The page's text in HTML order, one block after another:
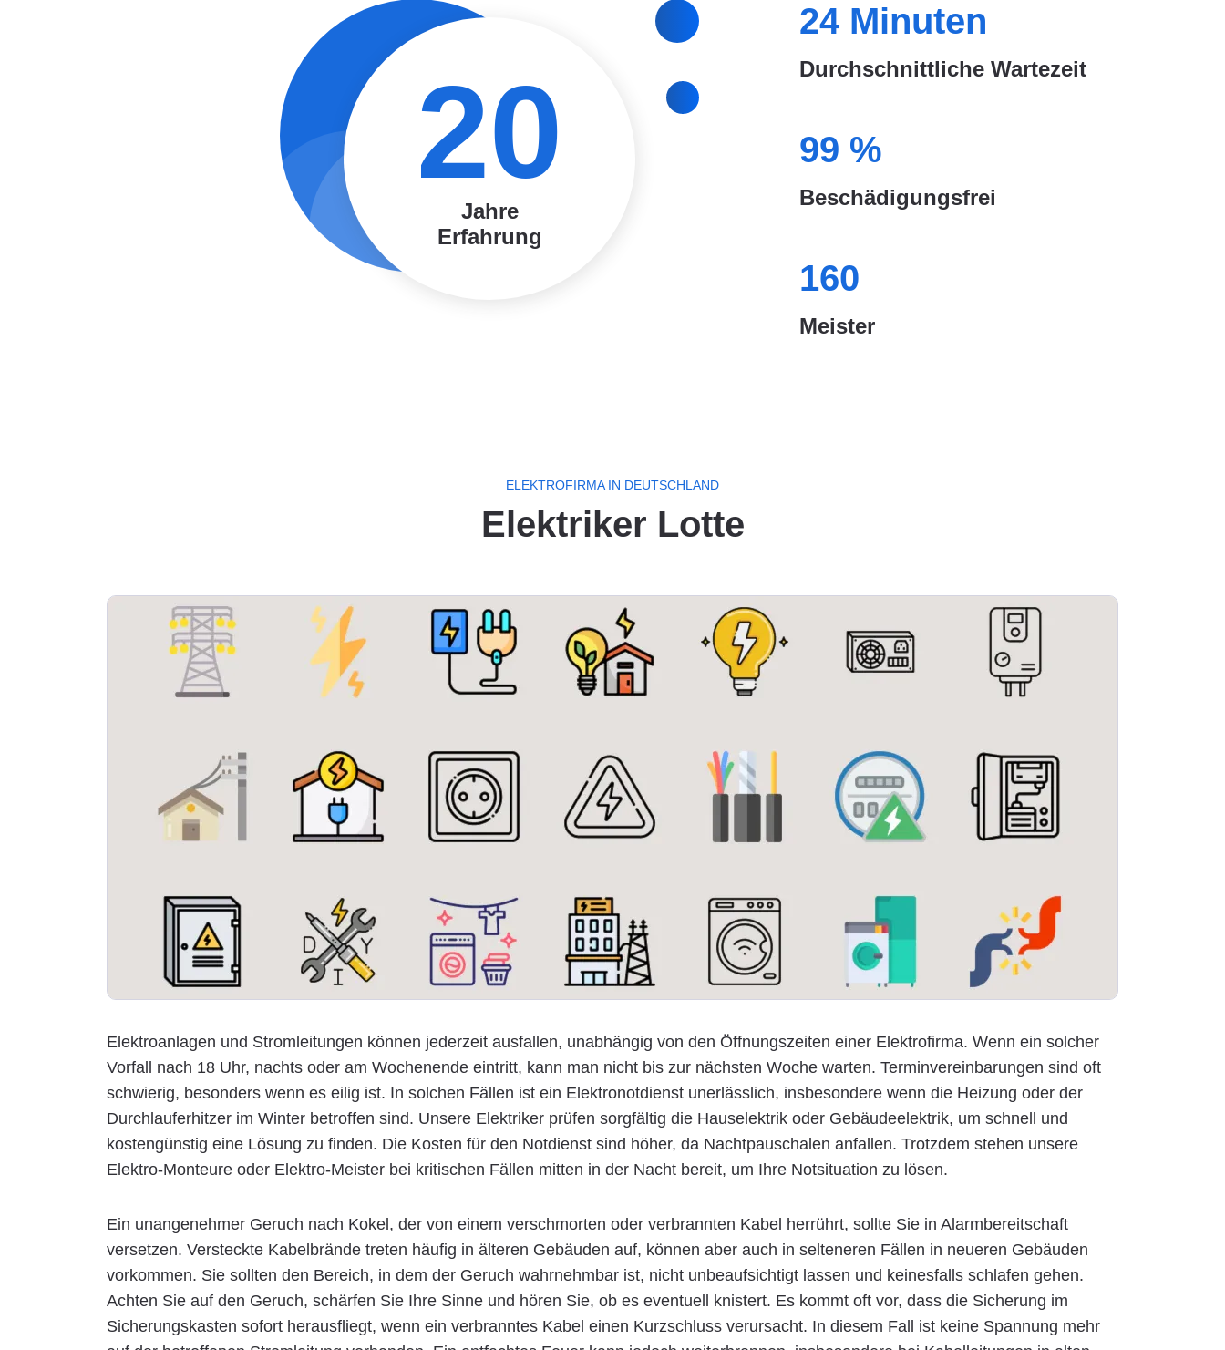
20
Jahre
Erfahrung
24Minuten
Durchschnittliche Wartezeit
99 %
Beschädigungsfrei
160
Meister
ELEKTROFIRMA IN DEUTSCHLAND
Elektriker Lotte
Elektroanlagen und Stromleitungen können jederzeit ausfallen, unabhängig von den Öffnungszeiten einer Elektrofirma. Wenn ein solcher
Vorfall nach 18 Uhr, nachts oder am Wochenende eintritt, kann man nicht bis zur nächsten Woche warten. Terminvereinbarungen sind oft
schwierig, besonders wenn es eilig ist. In solchen Fällen ist ein Elektronotdienst unerlässlich, insbesondere wenn die Heizung oder der
Durchlauferhitzer im Winter betroffen sind. Unsere Elektriker prüfen sorgfältig die Hauselektrik oder Gebäudeelektrik, um schnell und
kostengünstig eine Lösung zu finden. Die Kosten für den Notdienst sind höher, da Nachtpauschalen anfallen. Trotzdem stehen unsere
Elektro-Monteure oder Elektro-Meister bei kritischen Fällen mitten in der Nacht bereit, um Ihre Notsituation zu lösen.
Ein unangenehmer Geruch nach Kokel, der von einem verschmorten oder verbrannten Kabel herrührt, sollte Sie in Alarmbereitschaft
versetzen. Versteckte Kabelbrände treten häufig in älteren Gebäuden auf, können aber auch in selteneren Fällen in neueren Gebäuden
vorkommen. Sie sollten den Bereich, in dem der Geruch wahrnehmbar ist, nicht unbeaufsichtigt lassen und keinesfalls schlafen gehen.
Achten Sie auf den Geruch, schärfen Sie Ihre Sinne und hören Sie, ob es eventuell knistert. Es kommt oft vor, dass die Sicherung im
Sicherungskasten sofort herausfliegt, wenn ein verbranntes Kabel einen Kurzschluss verursacht. In diesem Fall ist keine Spannung mehr